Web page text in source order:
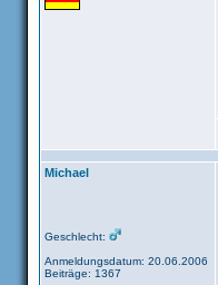
Michael
Geschlecht:
Anmeldungsdatum: 20.06.2006
Beiträge: 1367